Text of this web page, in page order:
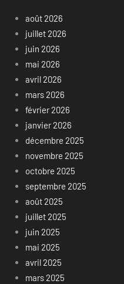
août 2026
juillet 2026
juin 2026
mai 2026
avril 2026
mars 2026
février 2026
janvier 2026
décembre 2025
novembre 2025
octobre 2025
septembre 2025
août 2025
juillet 2025
juin 2025
mai 2025
avril 2025
mars 2025